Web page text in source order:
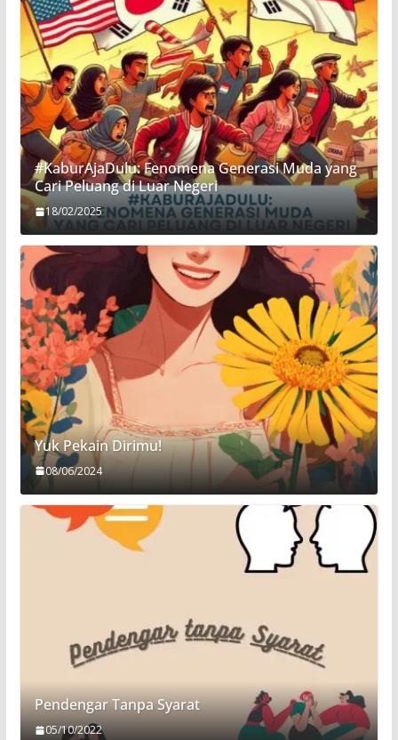
#KaburAjaDulu: Fenomena Generasi Muda yang
Cari Peluang di Luar Negeri
18/02/2025
Yuk Pekain Dirimu!
08/06/2024
Pendengar Tanpa Syarat
05/10/2022